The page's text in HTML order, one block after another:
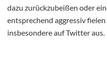
dazu zurückzubeißen oder
entsprechend aggressiv
insbesondere auf Twitter aus.